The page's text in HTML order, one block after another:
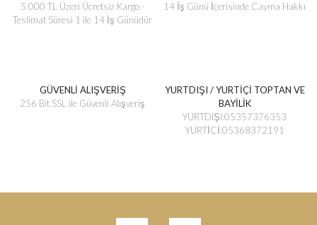
5.000 TL Üzeri Ücretsiz Kargo -
Teslimat Süresi 1 ile 14 İş Günüdür
14 İş Günü İçerisinde Cayma Hakkı
GÜVENLİ ALIŞVERİŞ
256 Bit SSL ile Güvenli Alışveriş
YURTDIŞI / YURTİÇİ TOPTAN VE
BAYİLİK
YURTDIŞI:05357376353
YURTİÇİ:05368372191